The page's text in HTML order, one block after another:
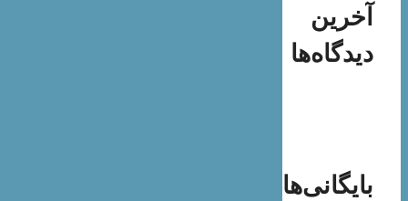
آخرین
دیدگاه‌ها
بایگانی‌ها